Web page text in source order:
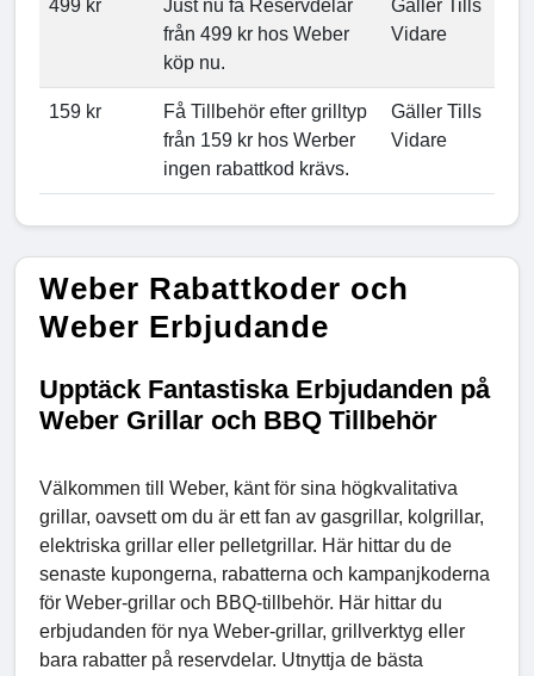
499 kr
Just nu få Reservdelar
från 499 kr hos Weber
köp nu.
Gäller Tills
Vidare
159 kr
Få Tillbehör efter grilltyp
från 159 kr hos Werber
ingen rabattkod krävs.
Gäller Tills
Vidare
Weber Rabattkoder och
Weber Erbjudande
Upptäck Fantastiska Erbjudanden på
Weber Grillar och BBQ Tillbehör
Välkommen till Weber, känt för sina högkvalitativa
grillar, oavsett om du är ett fan av gasgrillar, kolgrillar,
elektriska grillar eller pelletgrillar. Här hittar du de
senaste kupongerna, rabatterna och kampanjkoderna
för Weber-grillar och BBQ-tillbehör. Här hittar du
erbjudanden för nya Weber-grillar, grillverktyg eller
bara rabatter på reservdelar. Utnyttja de bästa